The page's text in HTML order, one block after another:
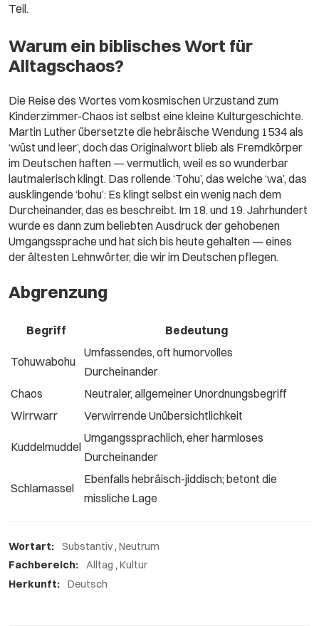
Teil.
Warum ein biblisches Wort für
Alltagschaos?
Die Reise des Wortes vom kosmischen Urzustand zum
Kinderzimmer-Chaos ist selbst eine kleine Kulturgeschichte.
Martin Luther übersetzte die hebräische Wendung 1534 als
‘wüst und leer’, doch das Originalwort blieb als Fremdkörper
im Deutschen haften — vermutlich, weil es so wunderbar
lautmalerisch klingt. Das rollende ‘Tohu’, das weiche ‘wa’, das
ausklingende ‘bohu’: Es klingt selbst ein wenig nach dem
Durcheinander, das es beschreibt. Im 18. und 19. Jahrhundert
wurde es dann zum beliebten Ausdruck der gehobenen
Umgangssprache und hat sich bis heute gehalten — eines
der ältesten Lehnwörter, die wir im Deutschen pflegen.
Abgrenzung
Begriff Bedeutung
Tohuwabohu
Umfassendes, oft humorvolles
Durcheinander
Chaos
Neutraler, allgemeiner Unordnungsbegriff
Wirrwarr
Verwirrende Unübersichtlichkeit
Kuddelmuddel
Umgangssprachlich, eher harmloses
Durcheinander
Schlamassel
Ebenfalls hebräisch-jiddisch; betont die
missliche Lage
Wortart: Substantiv, Neutrum
Fachbereich:
Alltag , Kultur
Herkunft:
Deutsch